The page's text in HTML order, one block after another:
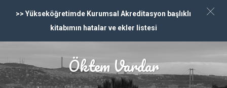
Ara
Öktem Vardar
>> Yükseköğretimde Kurumsal Akreditasyon başlıklı
kitabımın hatalar ve ekler listesi